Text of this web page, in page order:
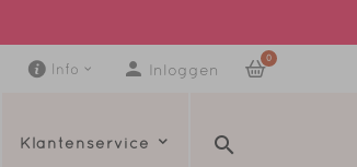
Info Inloggen
0
Klantenservice